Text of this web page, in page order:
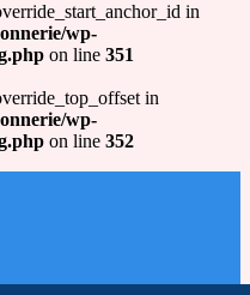
in
wp-
on line 351
in
wp-
on line 352